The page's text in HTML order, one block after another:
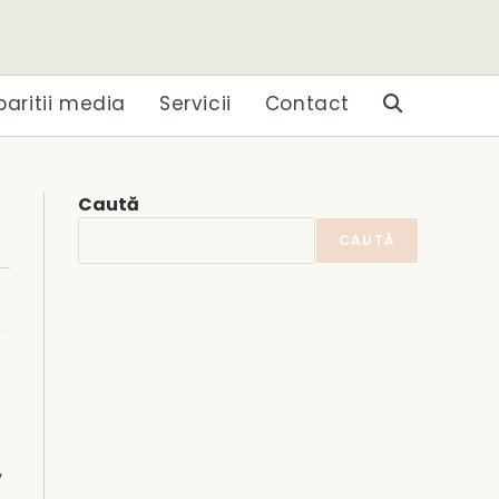
media Servicii Contact Toggle
search
Caută
CAUTĂ